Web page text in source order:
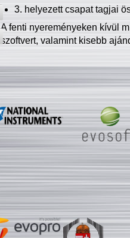
3. helyezett csapat tagjai
A fenti nyereményeken kívül
szoftvert, valamint kisebb